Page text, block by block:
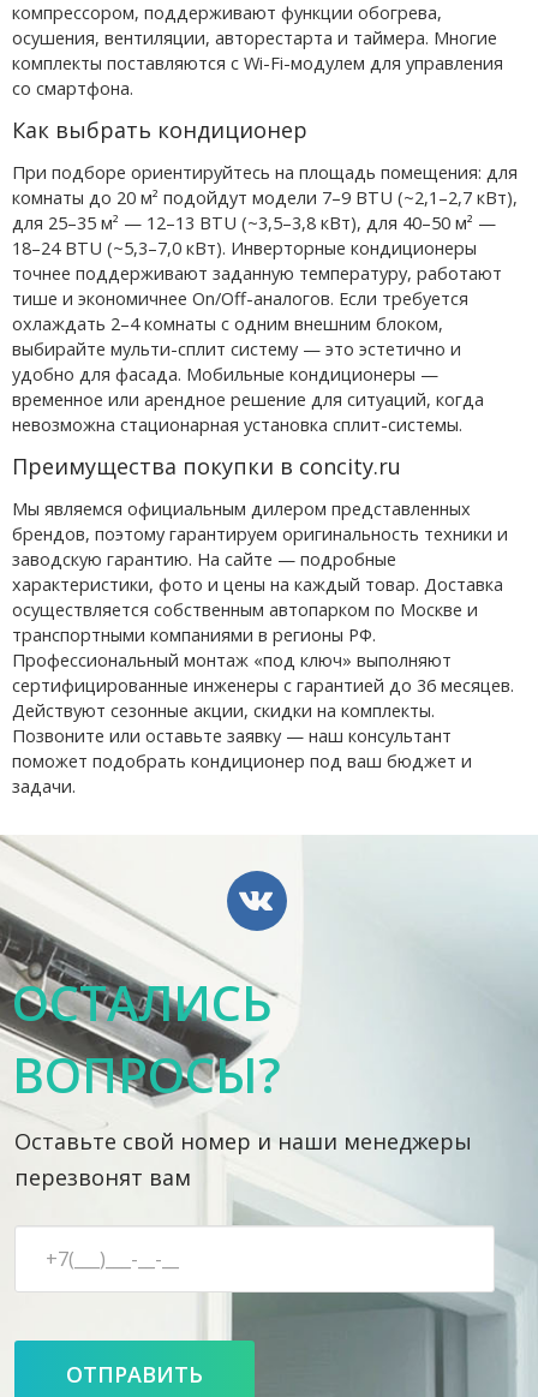
компрессором, поддерживают функции обогрева,
осушения, вентиляции, авторестарта и таймера. Многие
комплекты поставляются с Wi-Fi-модулем для управления
со смартфона.
Как выбрать кондиционер
При подборе ориентируйтесь на площадь помещения: для
комнаты до 20 м² подойдут модели 7–9 BTU (~2,1–2,7 кВт),
для 25–35 м² — 12–13 BTU (~3,5–3,8 кВт), для 40–50 м² —
18–24 BTU (~5,3–7,0 кВт). Инверторные кондиционеры
точнее поддерживают заданную температуру, работают
тише и экономичнее On/Off-аналогов. Если требуется
охлаждать 2–4 комнаты с одним внешним блоком,
выбирайте мульти-сплит систему — это эстетично и
удобно для фасада. Мобильные кондиционеры —
временное или арендное решение для ситуаций, когда
невозможна стационарная установка сплит-системы.
Преимущества покупки в concity.ru
Мы являемся официальным дилером представленных
брендов, поэтому гарантируем оригинальность техники и
заводскую гарантию. На сайте — подробные
характеристики, фото и цены на каждый товар. Доставка
осуществляется собственным автопарком по Москве и
транспортными компаниями в регионы РФ.
Профессиональный монтаж «под ключ» выполняют
сертифицированные инженеры с гарантией до 36 месяцев.
Действуют сезонные акции, скидки на комплекты.
Позвоните или оставьте заявку — наш консультант
поможет подобрать кондиционер под ваш бюджет и
задачи.
ОСТАЛИСЬ
ВОПРОСЫ?
Оставьте свой номер и наши менеджеры
перезвонят вам